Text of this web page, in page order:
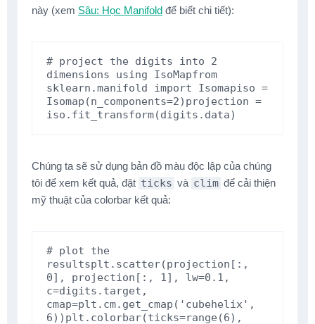
này (xem Sâu: Học Manifold để biết chi tiết):
# project the digits into 2
dimensions using IsoMapfrom
sklearn.manifold
import Isomapiso =
Isomap (n_components=2) projection =
iso . fit_transform(digits . data)
Chúng ta sẽ sử dụng bản đồ màu độc lập của chúng
tôi để xem kết quả, đặt ticks và clim để cải thiện
mỹ thuật của colorbar kết quả:
# plot the
resultsplt . scatter(projection [:,
0], projection [:, 1], lw=0.1 ,
c=digits . target ,
cmap=plt . cm. get_cmap ( 'cubehelix' ,
6)) plt . colorbar(ticks=range (6),